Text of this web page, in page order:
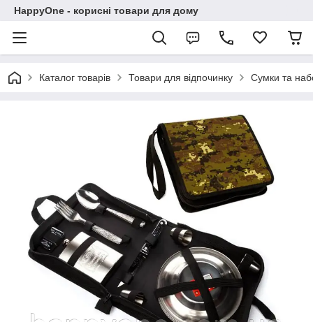
HappyOne - корисні товари для дому
Каталог товарів Товари для відпочинку Сумки та